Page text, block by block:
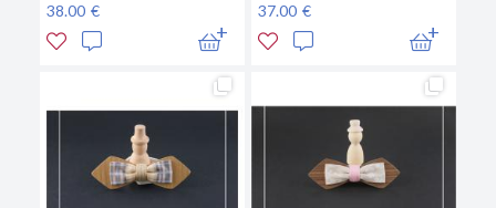
38.00 € 37.00 €